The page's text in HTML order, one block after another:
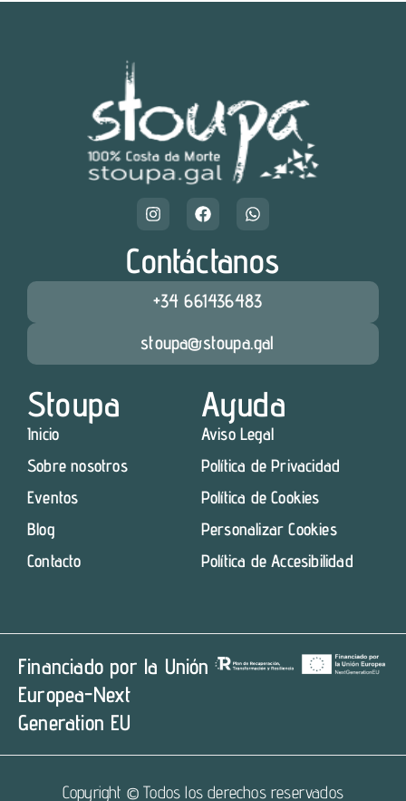
Stoupa
Inicio
Sobre nosotros
Eventos
Blog
Contacto
Ayuda
Aviso Legal
Política de Privacidad
Política de Cookies
Personalizar Cookies
Política de Accesibilidad
Contáctanos
+34 661436483
stoupa@stoupa.gal
Financiado por la Unión
Europea-Next
Generation EU
Copyright © Todos los derechos reservados